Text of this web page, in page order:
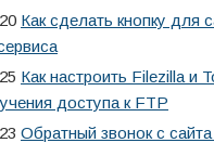
Как сделать кнопку для
Как настроить Filezilla и
доступа к FTP
Обратный звонок с